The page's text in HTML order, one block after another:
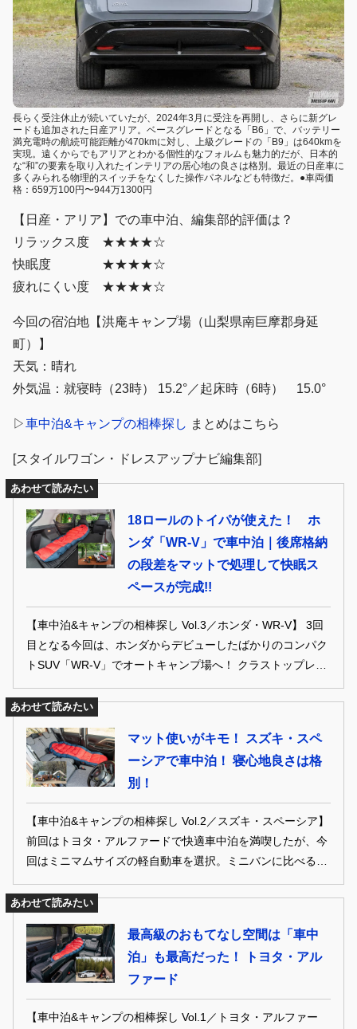
長らく受注休止が続いていたが、2024年3月に受注を再開し、さらに新グレ
ードも追加された日産アリア。ベースグレードとなる「B6」で、バッテリー
満充電時の航続可能距離が470kmに対し、上級グレードの「B9」は640kmを
実現。遠くからでもアリアとわかる個性的なフォルムも魅力的だが、日本的
な“和”の要素を取り入れたインテリアの居心地の良さは格別。最近の日産車に
多くみられる物理的スイッチをなくした操作パネルなども特徴だ。●車両価
格：659万100円〜944万1300円
【日産・アリア】での車中泊、編集部的評価は？
リラックス度 ★★★★☆
快眠度 ★★★★☆
疲れにくい度 ★★★★☆
今回の宿泊地【洪庵キャンプ場（山梨県南巨摩郡身延
町）】
天気：晴れ
外気温：就寝時（23時） 15.2°／起床時（6時） 15.0°
▷車中泊&キャンプの相棒探し まとめはこちら
[スタイルワゴン・ドレスアップナビ編集部]
あわせて読みたい
18ロールのトイパが使えた！ ホ
ンダ「WR-V」で車中泊｜後席格納
の段差をマットで処理して快眠ス
ペースが完成!!
【車中泊&キャンプの相棒探し Vol.3／ホンダ・WR-V】 3回
目となる今回は、ホンダからデビューしたばかりのコンパク
トSUV「WR-V」でオートキャンプ場へ！ クラストップレベ
ろん快適な車中泊も期待できそう！
あわせて読みたい
マット使いがキモ！ スズキ・スペ
ーシアで車中泊！ 寝心地良さは格
別！
【車中泊&キャンプの相棒探し Vol.2／スズキ・スペーシア】
前回はトヨタ・アルファードで快適車中泊を満喫したが、今
回はミニマムサイズの軽自動車を選択。ミニバンに比べると
が、最近の軽自動車は快適性が驚くほど向上している。ソロ
多い。そんな軽自動車の中から選んだのは、スズキの新型ス
ペーシア。
あわせて読みたい
最高級のおもてなし空間は「車中
泊」も最高だった！ トヨタ・アル
ファード
【車中泊&キャンプの相棒探し Vol.1／トヨタ・アルファー